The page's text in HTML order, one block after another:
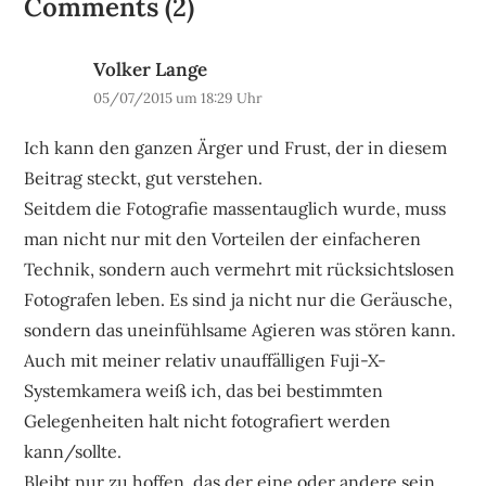
Comments (2)
Volker Lange
05/07/2015 um 18:29 Uhr
Ich kann den ganzen Ärger und Frust, der in diesem
Beitrag steckt, gut verstehen.
Seitdem die Fotografie massentauglich wurde, muss
man nicht nur mit den Vorteilen der einfacheren
Technik, sondern auch vermehrt mit rücksichtslosen
Fotografen leben. Es sind ja nicht nur die Geräusche,
sondern das uneinfühlsame Agieren was stören kann.
Auch mit meiner relativ unauffälligen Fuji-X-
Systemkamera weiß ich, das bei bestimmten
Gelegenheiten halt nicht fotografiert werden
kann/sollte.